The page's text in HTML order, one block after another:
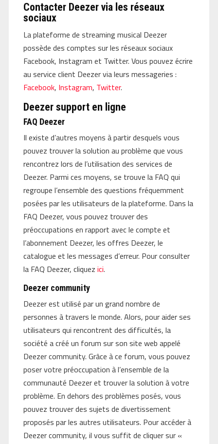
Contacter Deezer via les réseaux
sociaux
La plateforme de streaming musical Deezer
possède des comptes sur les réseaux sociaux
Facebook, Instagram et Twitter. Vous pouvez écrire
au service client Deezer via leurs messageries :
Facebook, Instagram, Twitter.
Deezer support en ligne
FAQ Deezer
Il existe d’autres moyens à partir desquels vous
pouvez trouver la solution au problème que vous
rencontrez lors de l’utilisation des services de
Deezer. Parmi ces moyens, se trouve la FAQ qui
regroupe l’ensemble des questions fréquemment
posées par les utilisateurs de la plateforme. Dans la
FAQ Deezer, vous pouvez trouver des
préoccupations en rapport avec le compte et
l’abonnement Deezer, les offres Deezer, le
catalogue et les messages d’erreur. Pour consulter
la FAQ Deezer, cliquez ici.
Deezer community
Deezer est utilisé par un grand nombre de
personnes à travers le monde. Alors, pour aider ses
utilisateurs qui rencontrent des difficultés, la
société a créé un forum sur son site web appelé
Deezer community. Grâce à ce forum, vous pouvez
poser votre préoccupation à l’ensemble de la
communauté Deezer et trouver la solution à votre
problème. En dehors des problèmes posés, vous
pouvez trouver des sujets de divertissement
proposés par les autres utilisateurs. Pour accéder à
Deezer community, il vous suffit de cliquer sur «